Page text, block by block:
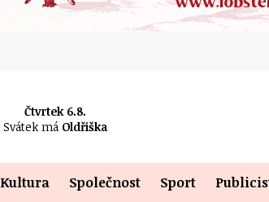
Čtvrtek 6.8.
Svátek má Oldřiška
Kultura Společnost Sport